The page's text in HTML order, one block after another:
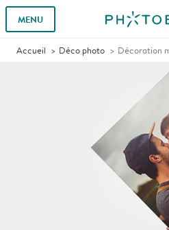
MENU
Accueil Déco photo Décoration